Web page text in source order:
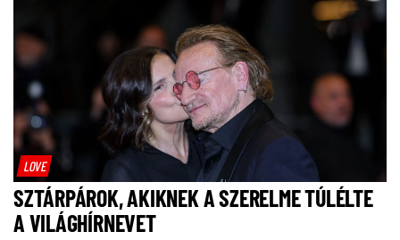
LOVE
SZTÁRPÁROK, AKIKNEK A SZERELME TÚLÉLTE
A VILÁGHÍRNEVET